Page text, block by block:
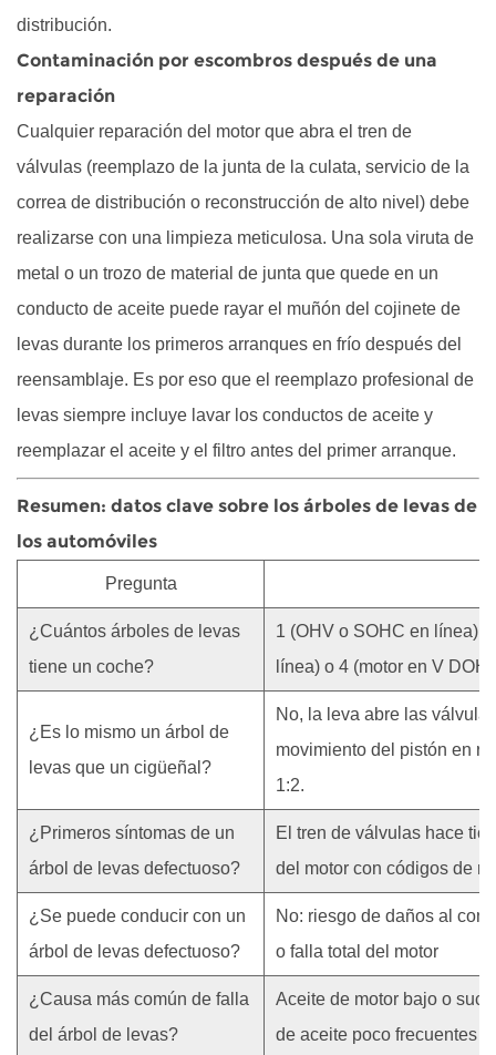
distribución.
Contaminación por escombros después de una
reparación
Cualquier reparación del motor que abra el tren de
válvulas (reemplazo de la junta de la culata, servicio de la
correa de distribución o reconstrucción de alto nivel) debe
realizarse con una limpieza meticulosa. Una sola viruta de
metal o un trozo de material de junta que quede en un
conducto de aceite puede rayar el muñón del cojinete de
levas durante los primeros arranques en frío después del
reensamblaje. Es por eso que el reemplazo profesional de
levas siempre incluye lavar los conductos de aceite y
reemplazar el aceite y el filtro antes del primer arranque.
Resumen: datos clave sobre los árboles de levas de
los automóviles
Pregunta
¿Cuántos árboles de levas
tiene un coche?
1 (OHV o SOHC en línea),
línea) o 4 (motor en V
¿Es lo mismo un árbol de
levas que un cigüeñal?
No, la leva abre las
movimiento del pistón en
1:2.
¿Primeros síntomas de un
árbol de levas defectuoso?
El tren de válvulas hace
del motor con códigos de
¿Se puede conducir con un
árbol de levas defectuoso?
No: riesgo de daños al
o falla total del motor
¿Causa más común de falla
del árbol de levas?
Aceite de motor bajo o
de aceite poco frecuentes